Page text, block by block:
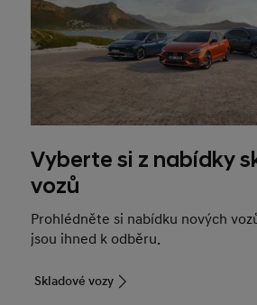
Vyberte si z nabídky
vozů
Prohlédněte si nabídku nových
jsou ihned k odběru.
Skladové vozy